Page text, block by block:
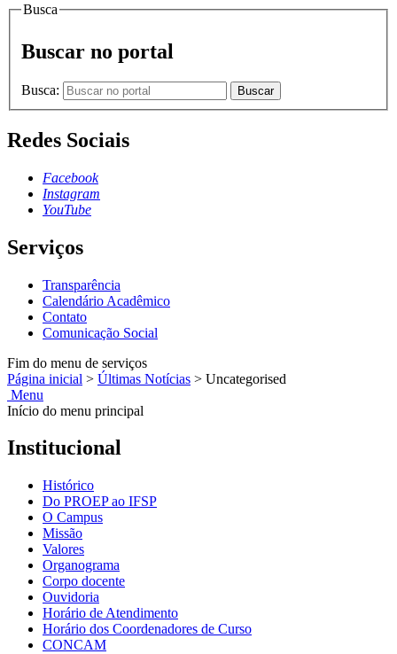
Busca
Buscar no portal
Busca: Buscar
Redes Sociais
Facebook
Instagram
YouTube
Serviços
Transparência
Calendário Acadêmico
Contato
Comunicação Social
Fim do menu de serviços
Página inicial > Últimas Notícias > Uncategorised
Menu
Início do menu principal
Institucional
Histórico
Do PROEP ao IFSP
O Campus
Missão
Valores
Organograma
Corpo docente
Ouvidoria
Horário de Atendimento
Horário dos Coordenadores de Curso
CONCAM